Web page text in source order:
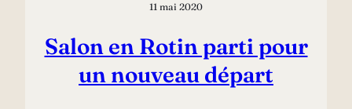
11 mai 2020
Salon en Rotin parti pour
un nouveau départ